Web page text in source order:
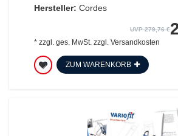
Hersteller: Cordes
UVP 279,76 €
* zzgl. ges. MwSt. zzgl. Versandkosten
ZUM WARENKORB